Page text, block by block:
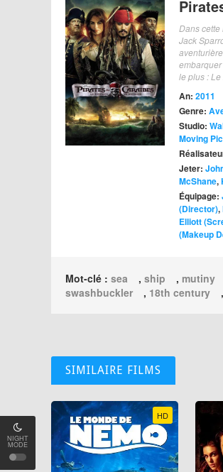
NIGHT
MODE
Dans
Jack
le plus :
An: 2011
Genre:
Studio:
Moving
Jeter:
McShane,
Équipage:
(Director),
Elliott
(Makeup
Mot-clé : sea , ship , mutiny
swashbuckler
, 18th century ,
SIMILAIRE FILMS
HD